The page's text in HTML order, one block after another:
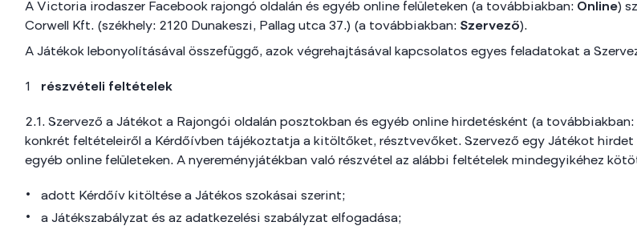
A Victoria irodaszer Facebook rajongó oldalán és egyéb online felületeken (a továbbiakban: Online)
Corwell Kft. (székhely: 2120 Dunakeszi, Pallag utca 37.) (a továbbiakban: Szervező).
A Játékok lebonyolításával összefüggő, azok végrehajtásával kapcsolatos egyes feladatokat a
részvételi feltételek
2.1. Szervező a Játékot a Rajongói oldalán posztokban és egyéb online hirdetésként (a továbbiakban:
konkrét feltételeiről a Kérdőívben tájékoztatja a kitöltőket, résztvevőket. Szervező egy Játékot
egyéb online felületeken. A nyereményjátékban való részvétel az alábbi feltételek mindegyikéhez
adott Kérdőív kitöltése a Játékos szokásai szerint;
a Játékszabályzat és az adatkezelési szabályzat elfogadása;